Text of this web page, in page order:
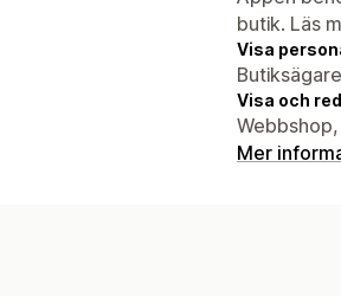
butik. Läs
Visa
Visa och
Mer